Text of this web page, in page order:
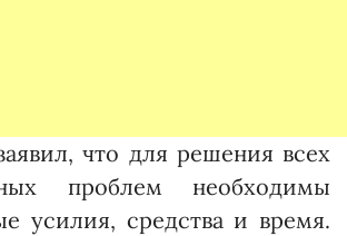
что для решения всех
проблем необходимы
усилия, средства и время.